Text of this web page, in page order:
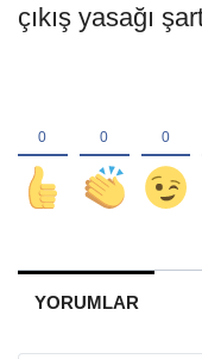
çıkış yasağı
YORUMLAR